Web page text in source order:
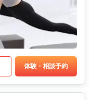
体験・相談予約